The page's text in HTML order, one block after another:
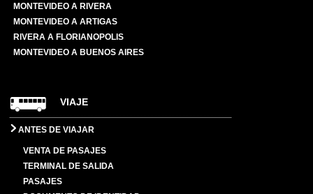
MONTEVIDEO A RIVERA
MONTEVIDEO A ARTIGAS
RIVERA A FLORIANOPOLIS
MONTEVIDEO A BUENOS AIRES
VIAJE
ANTES DE VIAJAR
VENTA DE PASAJES
TERMINAL DE SALIDA
PASAJES